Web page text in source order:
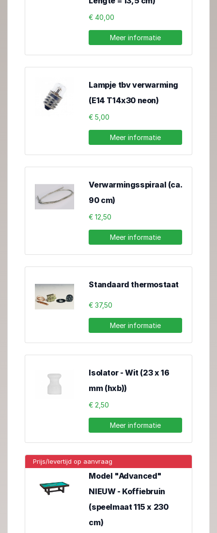
€ 40,00
Meer informatie
Lampje tbv verwarming
(E14 T14x30 neon)
€ 5,00
Meer informatie
Verwarmingsspiraal (ca.
90 cm)
€ 12,50
Meer informatie
Standaard thermostaat
€ 37,50
Meer informatie
Isolator - Wit (23 x 16
mm (hxb))
€ 2,50
Meer informatie
Prijs/levertijd op aanvraag
Model "Advanced"
NIEUW - Koffiebruin
(speelmaat 115 x 230
cm)